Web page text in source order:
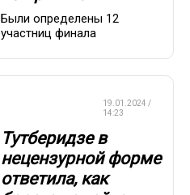
Были определены 12
участниц финала
19.01.2024 /
14:23
Тутберидзе в
нецензурной форме
ответила, как